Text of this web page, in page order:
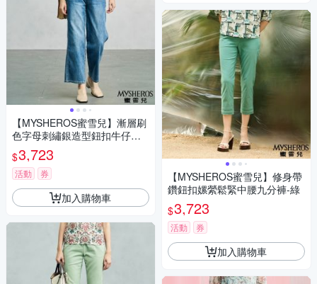
【MYSHEROS蜜雪兒】漸層刷
色字母刺繡銀造型鈕扣牛仔褲-
藍
$3,723
活動 券
加入購物車
【MYSHEROS蜜雪兒】修身帶
鑽鈕扣嫘縈鬆緊中腰九分褲-綠
$3,723
活動 券
加入購物車